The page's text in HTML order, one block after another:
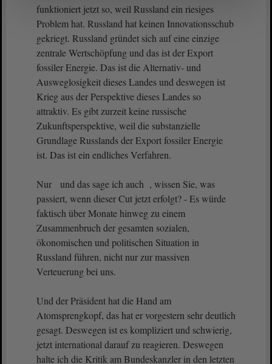
funktioniert jetzt so, weil Russland ein riesiges
Problem hat. Russland hat keinen Innovationsschub
gekriegt. Russland gründet sich auf eine einzige
zentrale Wertschöpfung und das ist der Export
fossiler Energie. Das ist die Alternativ- und
Ausweglosigkeit dieses Landes und deswegen ist
Krieg aus der Perspektive dieses Landes so
attraktiv. Es gibt zurzeit keine russische
Zukunftsperspektive, weil die substanzielle
Grundlage Russlands der Export fossiler Energie
ist. Das ist ein endliches Verfahren.
Nur und das sage ich auch , wissen Sie, was
passiert, wenn dieser Cut jetzt erfolgt? - Es würde
faktisch über Monate hinweg zu einem
Zusammenbruch der gesamten sozialen,
ökonomischen und politischen Situation in
Russland führen, nicht nur zur massiven
Verteuerung bei uns.
Und der Präsident hat die Hand am
Atomsprengkopf, das hat er vorgestern sehr deutlich
gesagt. Deswegen ist es kompliziert und schwierig,
jetzt international darauf zu reagieren. Deswegen
halte ich die Kritik am Bundeskanzler in den letzten